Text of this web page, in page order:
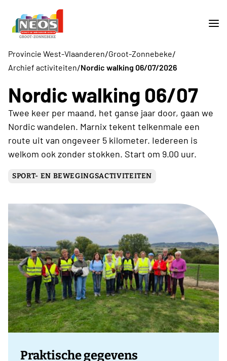
Provincie West-Vlaanderen/Groot-Zonnebeke/
Archief activiteiten/Nordic walking 06/07/2026
Nordic walking 06/07
Twee keer per maand, het ganse jaar door, gaan we
Nordic wandelen. Marnix tekent telkenmale een
route uit van ongeveer 5 kilometer. Iedereen is
welkom ook zonder stokken. Start om 9.00 uur.
SPORT- EN BEWEGINGSACTIVITEITEN
Praktische gegevens